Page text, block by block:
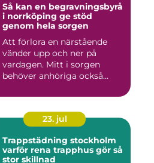
Så kan en begravningsbyrå
i norrköping ge stöd
genom hela sorgen
Att förlora en närstående
vänder upp och ner på
vardagen. Mitt i sorgen
behöver anhöriga också
23. jul
Trappstädning stockholm
varför rena trapphus gör så
stor skillnad